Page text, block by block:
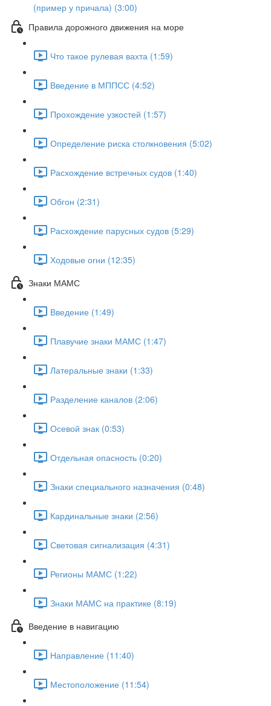
(пример у причала) (3:00)
Правила дорожного движения на море
Что такое рулевая вахта (1:59)
Введение в МППСС (4:52)
Прохождение узкостей (1:57)
Определение риска столкновения (5:02)
Расхождение встречных судов (1:40)
Обгон (2:31)
Расхождение парусных судов (5:29)
Ходовые огни (12:35)
Знаки МАМС
Введение (1:49)
Плавучие знаки МАМС (1:47)
Латеральные знаки (1:33)
Разделение каналов (2:06)
Осевой знак (0:53)
Отдельная опасность (0:20)
Знаки специального назначения (0:48)
Кардинальные знаки (2:56)
Световая сигнализация (4:31)
Регионы МАМС (1:22)
Знаки МАМС на практике (8:19)
Введение в навигацию
Направление (11:40)
Местоположение (11:54)